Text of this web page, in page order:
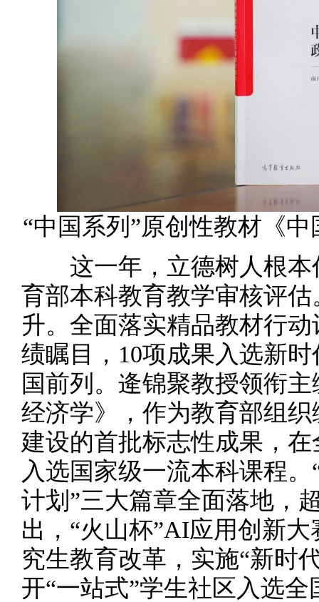
“中国系列”原创性教材《
这一年，立德树人根本
育部本科教育教学审核评
升。全面落实精品教材行
绩瞩目，10项成果入选新
国前列。逄锦聚教授领衔
经济学》，作为教育部组
建设的首批标志性成果，
入选国家级一流本科课程
计划”三大篇章全面落地，
出，“火山杯”AI应用创新
究生教育改革，实施“新时
开“一站式”学生社区入选